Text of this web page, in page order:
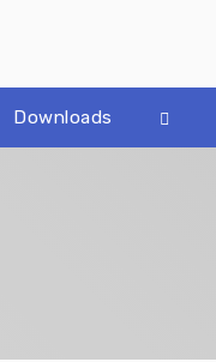
Downloads